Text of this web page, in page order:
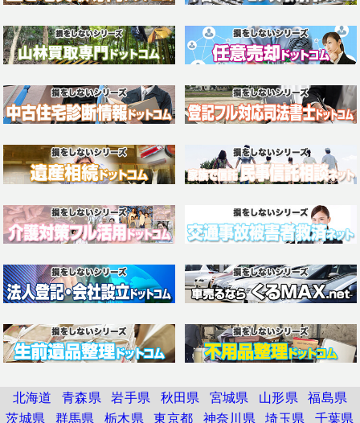
北海道 青森県 岩手県 秋田県 宮城県 山形県 福島県
茨城県 群馬県 栃木県 東京都 神奈川県 埼玉県 千葉県